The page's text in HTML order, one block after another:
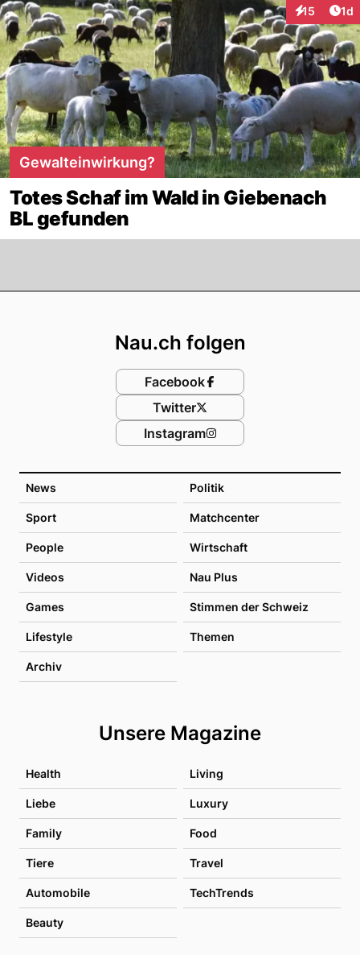
15 1d
Gewalteinwirkung?
Totes Schaf im Wald in Giebenach
BL gefunden
News Politik
Sport Matchcenter
People Wirtschaft
Videos Nau Plus
Games Stimmen der Schweiz
Lifestyle Themen
Archiv
Unsere Magazine
Health Living
Liebe Luxury
Family Food
Tiere Travel
Automobile TechTrends
Beauty
Nau.ch folgen
Facebook
Twitter
Instagram